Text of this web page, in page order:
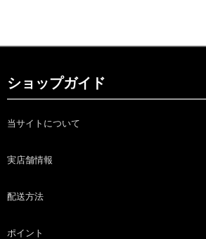
ショップガイド
当サイトについて
実店舗情報
配送方法
ポイント